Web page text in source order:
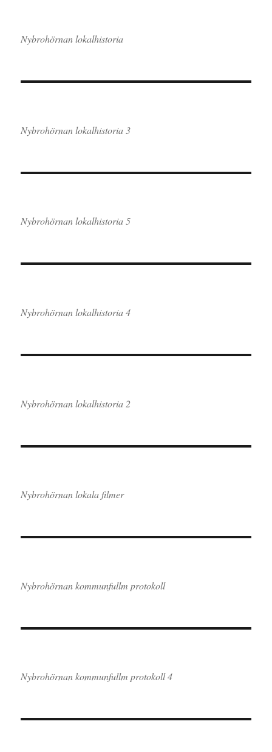
Nybrohörnan lokalhistoria
Nybrohörnan lokalhistoria 3
Nybrohörnan lokalhistoria 5
Nybrohörnan lokalhistoria 4
Nybrohörnan lokalhistoria 2
Nybrohörnan lokala filmer
Nybrohörnan kommunfullm protokoll
Nybrohörnan kommunfullm protokoll 4